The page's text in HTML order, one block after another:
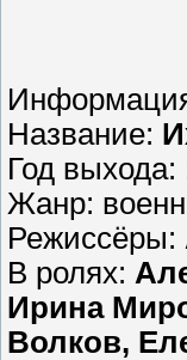
Название:
Год выхода:
Жанр:
Режиссёры:
В ролях:
Ирина
Волков,